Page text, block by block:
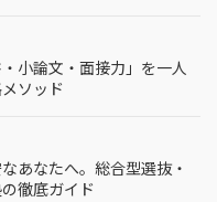
小論文・面接力」を一人
ソッド
あなたへ。総合型選抜・
徹底ガイド